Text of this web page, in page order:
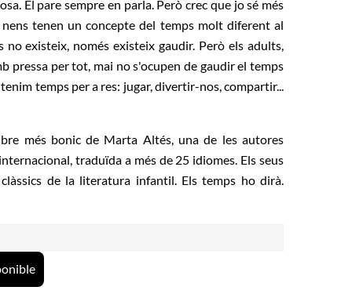
El pare sempre en parla. Però crec que jo sé més
nens tenen un concepte del temps molt diferent al
no existeix, només existeix gaudir. Però els adults,
pressa per tot, mai no s'ocupen de gaudir el temps
temps per a res: jugar, divertir-nos, compartir...
més bonic de Marta Altés, una de les autores
traduïda a més de 25 idiomes. Els seus
de la literatura infantil. Els temps ho dirà.